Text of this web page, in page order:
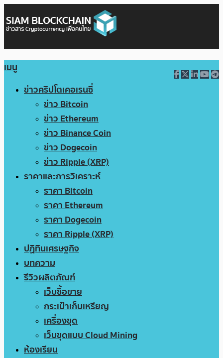
เมนู
ข่าวคริปโตเคอเรนซี่
ข่าว Bitcoin
ข่าว Ethereum
ข่าว Binance Coin
ข่าว Dogecoin
ข่าว Ripple (XRP)
ราคาและการวิเคราะห์
ราคา Bitcoin
ราคา Ethereum
ราคา Dogecoin
ราคา Ripple (XRP)
ปฏิทินเศรษฐกิจ
บทความ
รีวิวผลิตภัณฑ์
เว็บซื้อขาย
กระเป๋าเก็บเหรียญ
เครื่องขุด
เว็บขุดแบบ Cloud Mining
ห้องเรียน